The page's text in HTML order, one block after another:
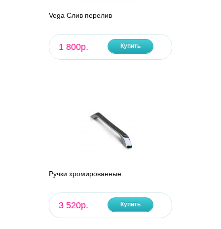
Vega Слив перелив
1 800р. Купить
Ручки хромированные
3 520р. Купить